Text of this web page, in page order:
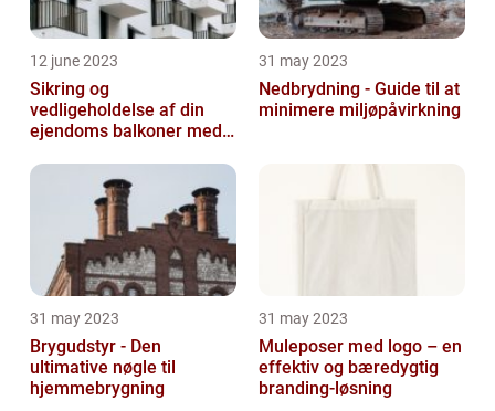
12 june 2023
Sikring og
vedligeholdelse af din
ejendoms balkoner med
31 may 2023
Nedbrydning - Guide til at
minimere miljøpåvirkning
31 may 2023
Brygudstyr - Den
ultimative nøgle til
hjemmebrygning
31 may 2023
Muleposer med logo – en
effektiv og bæredygtig
branding-løsning